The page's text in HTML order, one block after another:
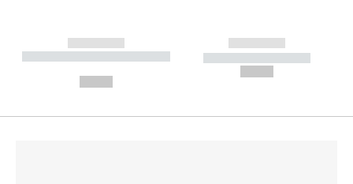
------------
----------- ----------- --------
------------
----------- -----------